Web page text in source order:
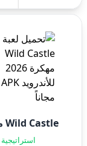
Wild Castle مهكرة
استراتيجية